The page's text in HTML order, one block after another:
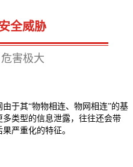
全威胁
害极大
于其“物物相连、物网相连”的基
类型的信息泄露，往往还会带
严重化的特征。